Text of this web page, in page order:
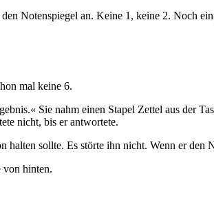
Notenspiegel an. Keine 1, keine 2. Noch
mal keine 6.
Sie nahm einen Stapel Zettel aus der
nicht, bis er antwortete.
halten sollte. Es störte ihn nicht. Wenn er
von hinten.